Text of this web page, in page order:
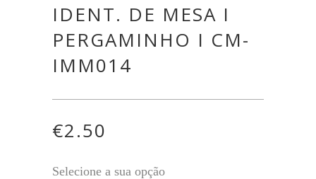
IDENT. DE MESA I
PERGAMINHO I CM-
IMM014
€2.50
Selecione a sua opção